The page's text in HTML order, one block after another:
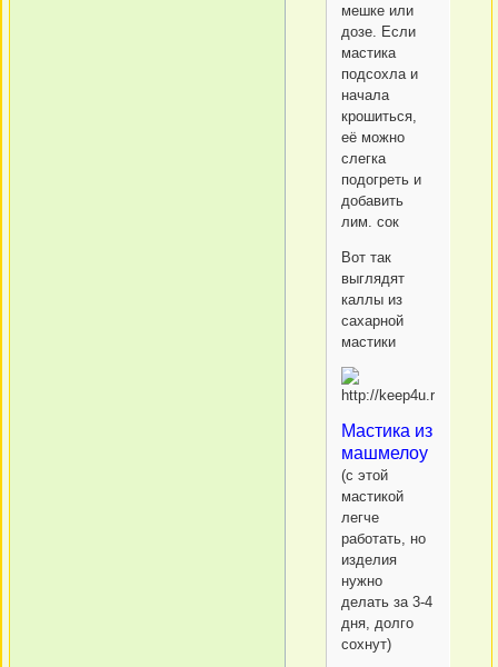
мешке или
дозе. Если
мастика
подсохла и
начала
крошиться,
её можно
слегка
подогреть и
добавить
лим. сок
Вот так
выглядят
каллы из
сахарной
мастики
Мастика из
машмелоу
(с этой
мастикой
легче
работать, но
изделия
нужно
делать за 3-4
дня, долго
сохнут)